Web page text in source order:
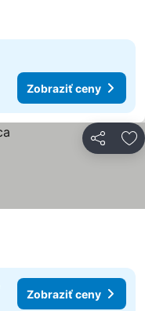
Zobraziť ceny
Zdieľať
Zobraziť ceny